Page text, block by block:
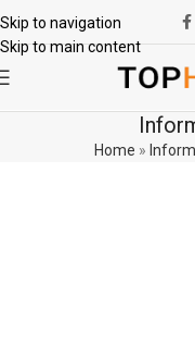
Skip to navigation
Skip to main content
Home »